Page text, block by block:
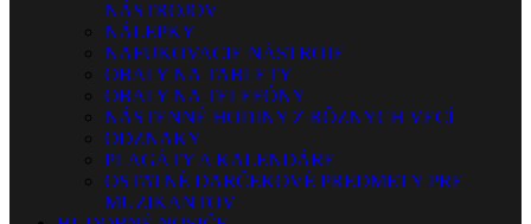
NÁSTROJOV
NÁLEPKY
NAFUKOVACIE NÁSTROJE
OBALY NA TABLETY
OBALY NA TELEFÓNY
NÁSTENNÉ HODINY Z RÔZNYCH VECÍ
ODZNAKY
PLAGÁTY A KALENDÁRE
OSTATNÉ DARČEKOVÉ PREDMETY PRE
MUZIKANTOV